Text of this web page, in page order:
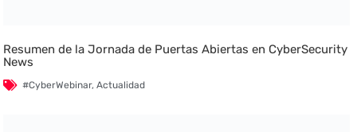
Resumen de la Jornada de Puertas Abiertas en CyberSecurity
News
#CyberWebinar,Actualidad